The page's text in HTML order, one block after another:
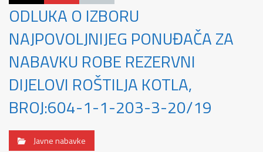
ODLUKA O IZBORU
NAJPOVOLJNIJEG PONUĐAČA ZA
NABAVKU ROBE REZERVNI
DIJELOVI ROŠTILJA KOTLA,
BROJ:604-1-1-203-3-20/19
Javne nabavke